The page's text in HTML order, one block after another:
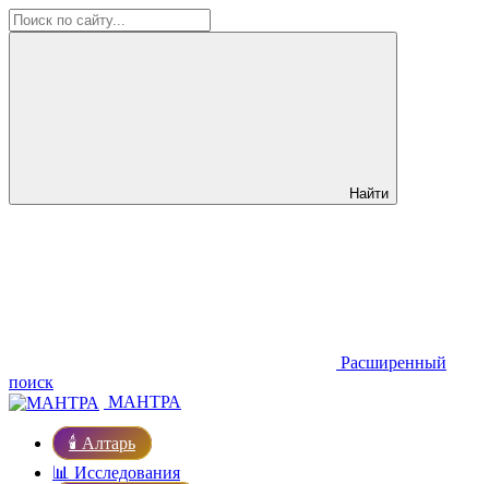
Найти
Расширенный
поиск
МАНТРА
🕯️ Алтарь
📊 Исследования